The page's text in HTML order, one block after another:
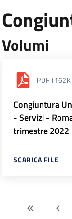
Volumi
PDF
Congiuntura
- Servizi -
trimestre 2022
SCARICA FILE